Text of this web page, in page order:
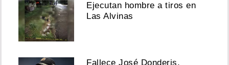
Ejecutan hombre a tiros en
Las Alvinas
Fallece José Donderis,